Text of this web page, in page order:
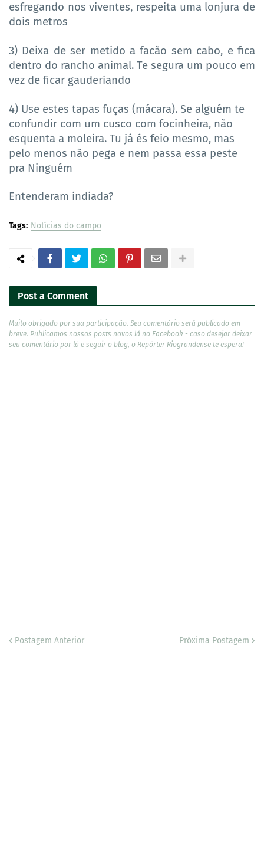
esfregando nos viventes, respeita uma lonjura de
dois metros
3) Deixa de ser metido a facão sem cabo, e fica
dentro do rancho animal. Te segura um pouco em
vez de ficar gauderiando
4) Use estes tapas fuças (mácara). Se alguém te
confundir com um cusco com focinheira, não
esquenta a moleira. Tu já és feio mesmo, mas
pelo menos não pega e nem passa essa peste
pra Ninguém
Entenderam indiada?
Tags: Notícias do campo
Post a Comment
Muito obrigado por sua participação. Seu comentário será publicado em
breve. Publicamos nossos posts novos lá no Facebook - caso desejar deixar
seu comentário por lá e seguir o blog, o Repórter Riograndense te espera!
Postagem Anterior Próxima Postagem